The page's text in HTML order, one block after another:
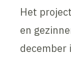
Het
en
december